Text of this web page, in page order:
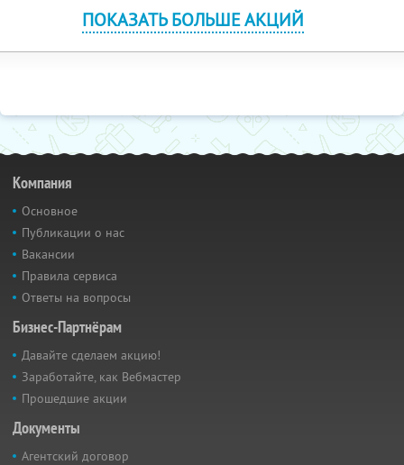
ПОКАЗАТЬ БОЛЬШЕ АКЦИЙ
Компания
Основное
Публикации о нас
Вакансии
Правила сервиса
Ответы на вопросы
Бизнес-Партнёрам
Давайте сделаем акцию!
Заработайте, как Вебмастер
Прошедшие акции
Документы
Агентский договор